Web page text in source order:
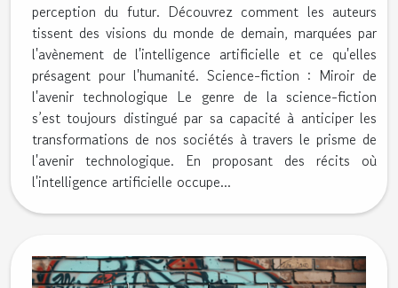
perception du futur. Découvrez comment les auteurs
tissent des visions du monde de demain, marquées par
l'avènement de l'intelligence artificielle et ce qu'elles
présagent pour l'humanité. Science-fiction : Miroir de
l'avenir technologique Le genre de la science-fiction
s’est toujours distingué par sa capacité à anticiper les
transformations de nos sociétés à travers le prisme de
l'avenir technologique. En proposant des récits où
l'intelligence artificielle occupe...